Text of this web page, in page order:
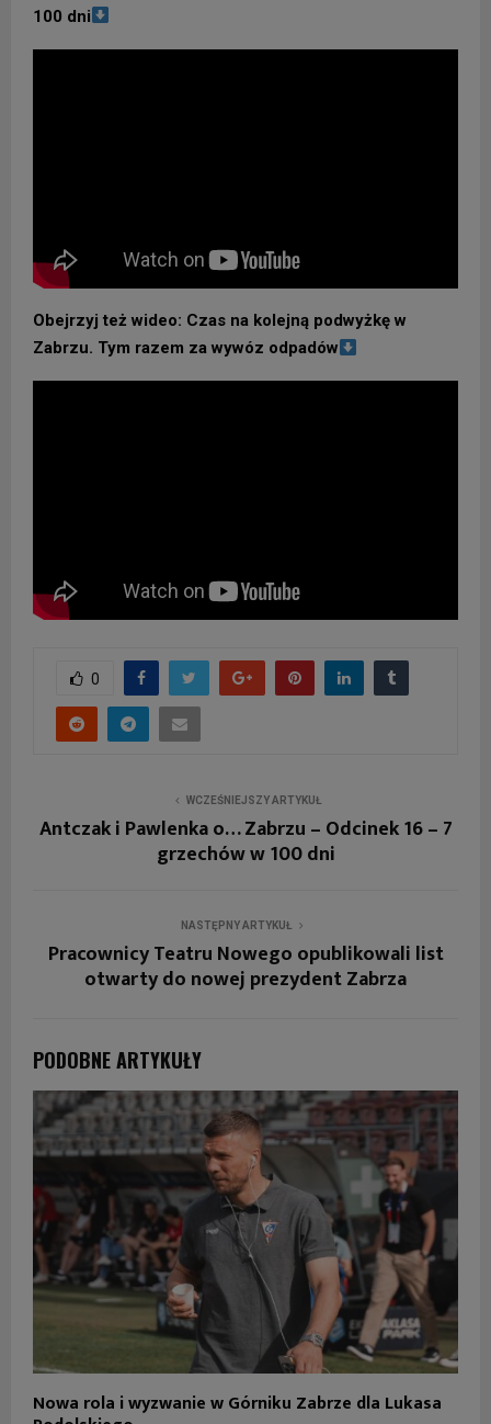
100 dni
Obejrzyj też wideo: Czas na kolejną podwyżkę w
Zabrzu. Tym razem za wywóz odpadów
0
WCZEŚNIEJSZY ARTYKUŁ
Antczak i Pawlenka o… Zabrzu – Odcinek 16 – 7
grzechów w 100 dni
NASTĘPNY ARTYKUŁ
Pracownicy Teatru Nowego opublikowali list
otwarty do nowej prezydent Zabrza
PODOBNE ARTYKUŁY
Nowa rola i wyzwanie w Górniku Zabrze dla Lukasa